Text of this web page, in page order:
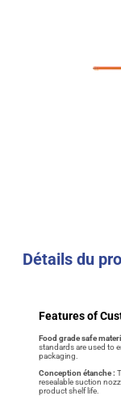
Détails du
Features of
Food grade safe
standards are used to
packaging.
Conception étanche :
resealable suction
product shelf life.